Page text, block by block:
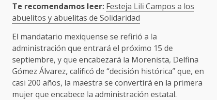
Te recomendamos leer: Festeja Lili Campos a los
abuelitos y abuelitas de Solidaridad
El mandatario mexiquense se refirió a la
administración que entrará el próximo 15 de
septiembre, y que encabezará la Morenista, Delfina
Gómez Álvarez, calificó de “decisión histórica” que, en
casi 200 años, la maestra se convertirá en la primera
mujer que encabece la administración estatal.